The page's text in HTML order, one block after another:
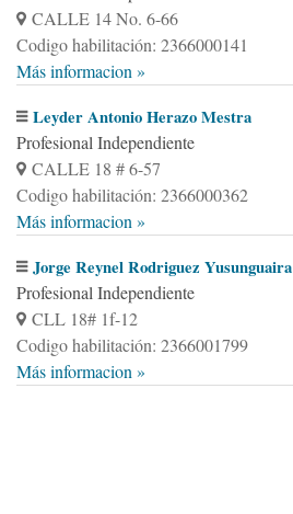
CALLE 14 No. 6-66
Codigo habilitación: 2366000141
Más informacion »
Leyder Antonio Herazo Mestra
Profesional Independiente
CALLE 18 # 6-57
Codigo habilitación: 2366000362
Más informacion »
Jorge Reynel Rodriguez Yusunguaira
Profesional Independiente
CLL 18# 1f-12
Codigo habilitación: 2366001799
Más informacion »